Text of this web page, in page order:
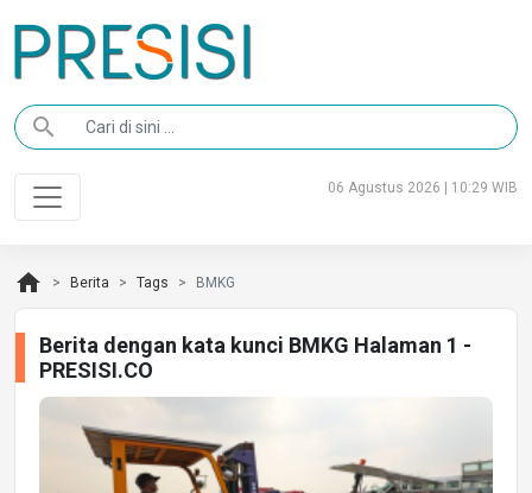
search
06 Agustus 2026 | 10:29 WIB
home Berita Tags BMKG
Berita dengan kata kunci BMKG Halaman 1 -
PRESISI.CO